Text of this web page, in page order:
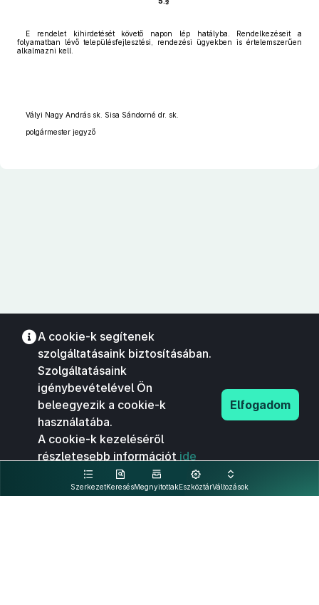
E rendelet kihirdetését követő napon lép hatályba. Rendelkezéseit a
folyamatban lévő településfejlesztési, rendezési ügyekben is értelemszerűen
alkalmazni kell.
Vályi Nagy András sk. Sisa Sándorné dr. sk.
polgármester jegyző
SzerkezetKeresésMegnyitottakEszköztárVáltozások
A cookie-k segítenek
szolgáltatásaink biztosításában.
Szolgáltatásaink
igénybevételével Ön
beleegyezik a cookie-k
használatába.
A cookie-k kezeléséről
részletesebb információt ide
kattintva olvashat.
Elfogadom